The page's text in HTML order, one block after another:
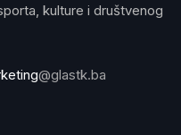
kulture i društvenog
@glastk.ba